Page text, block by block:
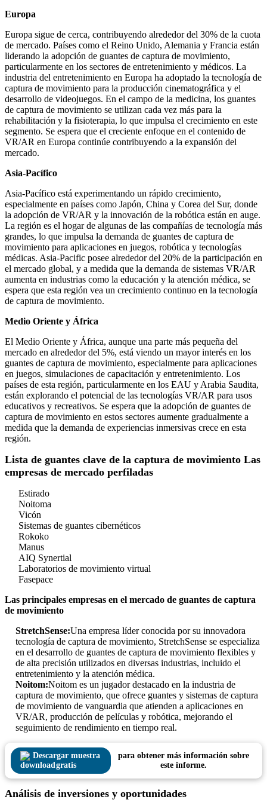
Europa
Europa sigue de cerca, contribuyendo alrededor del 30% de la cuota
de mercado. Países como el Reino Unido, Alemania y Francia están
liderando la adopción de guantes de captura de movimiento,
particularmente en los sectores de entretenimiento y médicos. La
industria del entretenimiento en Europa ha adoptado la tecnología de
captura de movimiento para la producción cinematográfica y el
desarrollo de videojuegos. En el campo de la medicina, los guantes
de captura de movimiento se utilizan cada vez más para la
rehabilitación y la fisioterapia, lo que impulsa el crecimiento en este
segmento. Se espera que el creciente enfoque en el contenido de
VR/AR en Europa continúe contribuyendo a la expansión del
mercado.
Asia-Pacífico
Asia-Pacífico está experimentando un rápido crecimiento,
especialmente en países como Japón, China y Corea del Sur, donde
la adopción de VR/AR y la innovación de la robótica están en auge.
La región es el hogar de algunas de las compañías de tecnología más
grandes, lo que impulsa la demanda de guantes de captura de
movimiento para aplicaciones en juegos, robótica y tecnologías
médicas. Asia-Pacific posee alrededor del 20% de la participación en
el mercado global, y a medida que la demanda de sistemas VR/AR
aumenta en industrias como la educación y la atención médica, se
espera que esta región vea un crecimiento continuo en la tecnología
de captura de movimiento.
Medio Oriente y África
El Medio Oriente y África, aunque una parte más pequeña del
mercado en alrededor del 5%, está viendo un mayor interés en los
guantes de captura de movimiento, especialmente para aplicaciones
en juegos, simulaciones de capacitación y entretenimiento. Los
países de esta región, particularmente en los EAU y Arabia Saudita,
están explorando el potencial de las tecnologías VR/AR para usos
educativos y recreativos. Se espera que la adopción de guantes de
captura de movimiento en estos sectores aumente gradualmente a
medida que la demanda de experiencias inmersivas crece en esta
región.
Lista de guantes clave de la captura de movimiento Las
empresas de mercado perfiladas
Estirado
Noitoma
Vicón
Sistemas de guantes cibernéticos
Rokoko
Manus
AIQ Synertial
Laboratorios de movimiento virtual
Fasepace
Las principales empresas en el mercado de guantes de captura
de movimiento
StretchSense:Una empresa líder conocida por su innovadora
tecnología de captura de movimiento, StretchSense se especializa
en el desarrollo de guantes de captura de movimiento flexibles y
de alta precisión utilizados en diversas industrias, incluido el
entretenimiento y la atención médica.
Noitom:Noitom es un jugador destacado en la industria de
captura de movimiento, que ofrece guantes y sistemas de captura
de movimiento de vanguardia que atienden a aplicaciones en
VR/AR, producción de películas y robótica, mejorando el
seguimiento de rendimiento en tiempo real.
Descargar muestra
gratis
para obtener más información sobre
este informe.
Análisis de inversiones y oportunidades